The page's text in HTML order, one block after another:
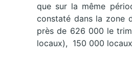
que sur la même
constaté dans la zone
près de 626 000 le
locaux), 150 000